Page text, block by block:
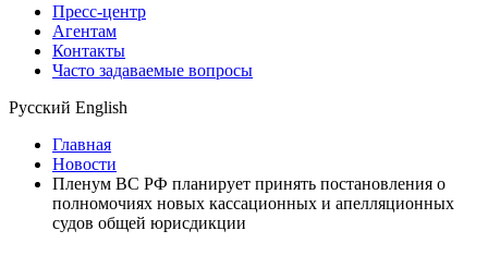
Пресс-центр
Агентам
Контакты
Часто задаваемые вопросы
Русский English
Главная
Новости
Пленум ВС РФ планирует принять постановления о
полномочиях новых кассационных и апелляционных
судов общей юрисдикции